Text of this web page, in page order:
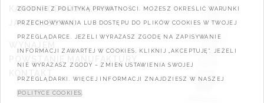
KARTA PODARUNKOWA
JAK DOJECHAĆ
ZGODNIE Z POLITYKĄ PRYWATNOŚCI. MOŻESZ OKREŚLIĆ WARUNKI
PRZECHOWYWANIA LUB DOSTĘPU DO PLIKÓW COOKIES W TWOJEJ
PRZEGLĄDARCE. JEŻELI WYRAŻASZ ZGODĘ NA ZAPISYWANIE
INFORMACJI ZAWARTEJ W COOKIES, KLIKNIJ „AKCEPTUJĘ". JEŻELI
NIE WYRAŻASZ ZGODY – ZMIEŃ USTAWIENIA SWOJEJ
PRZEGLĄDARKI. WIĘCEJ INFORMACJI ZNAJDZIESZ W NASZEJ
POLITYCE COOKIES .